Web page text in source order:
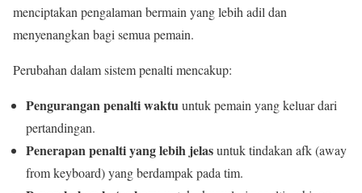
menciptakan pengalaman bermain yang lebih adil dan
menyenangkan bagi semua pemain.
Perubahan dalam sistem penalti mencakup:
Pengurangan penalti waktuuntuk pemain yang keluar dari
pertandingan.
Penerapan penalti yang lebih jelasuntuk tindakan afk (away
from keyboard) yang berdampak pada tim.